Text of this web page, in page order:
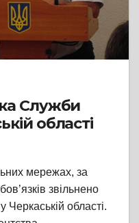
Служби
області
мережах, за
звільнено
області.